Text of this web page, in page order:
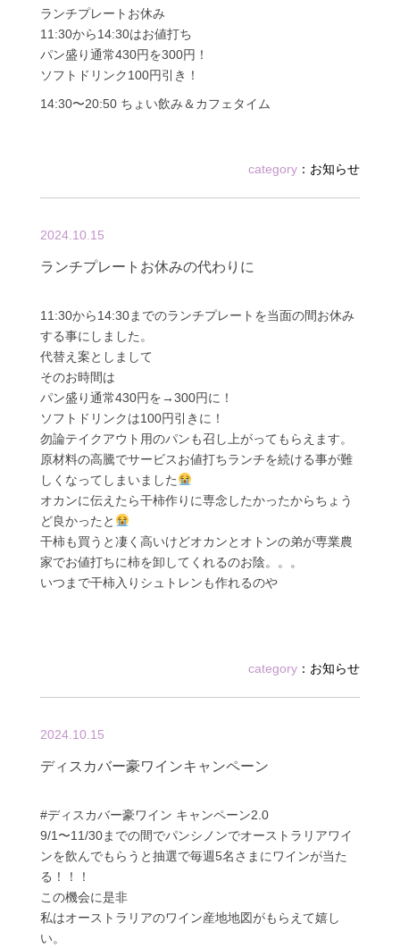
ランチプレートお休み
11:30から14:30はお値打ち
パン盛り通常430円を300円！
ソフトドリンク100円引き！
14:30〜20:50 ちょい飲み＆カフェタイム
category ： お知らせ
2024.10.15
ランチプレートお休みの代わりに
11:30から14:30までのランチプレートを当面の間お休み
する事にしました。
代替え案としまして
そのお時間は
パン盛り通常430円を→300円に！
ソフトドリンクは100円引きに！
勿論テイクアウト用のパンも召し上がってもらえます。
原材料の高騰でサービスお値打ちランチを続ける事が難
しくなってしまいました
オカンに伝えたら干柿作りに専念したかったからちょう
ど良かったと
干柿も買うと凄く高いけどオカンとオトンの弟が専業農
家でお値打ちに柿を卸してくれるのお陰。。。
いつまで干柿入りシュトレンも作れるのや
category ： お知らせ
2024.10.15
ディスカバー豪ワインキャンペーン
#ディスカバー豪ワイン キャンペーン2.0
9/1〜11/30までの間でパンシノンでオーストラリアワイ
ンを飲んでもらうと抽選で毎週5名さまにワインが当た
る！！！
この機会に是非
私はオーストラリアのワイン産地地図がもらえて嬉し
い。